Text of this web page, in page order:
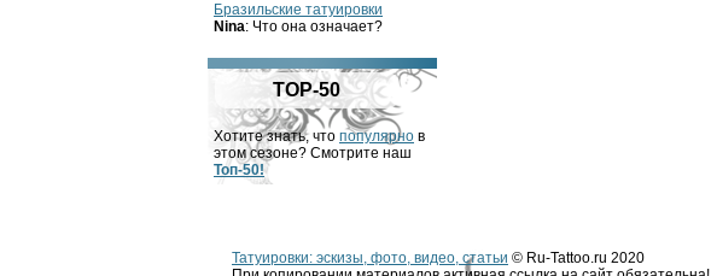
Бразильские татуировки
Nina: Что она означает?
TOP-50
Хотите знать, что популярно в
этом сезоне? Смотрите наш
Топ-50!
Татуировки: эскизы, фото, видео, статьи © Ru-Tattoo.ru 2020